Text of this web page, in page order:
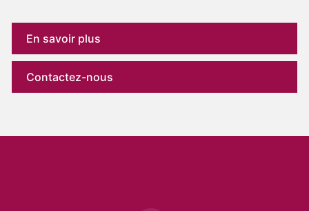
En savoir plus
Contactez-nous